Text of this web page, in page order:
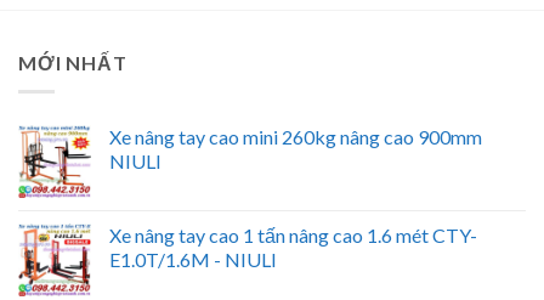
MỚI NHẤT
Xe nâng tay cao mini 260kg nâng cao 900mm
NIULI
Xe nâng tay cao 1 tấn nâng cao 1.6 mét CTY-
E1.0T/1.6M - NIULI